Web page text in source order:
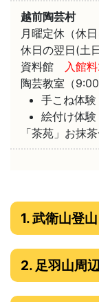
越前陶芸村
月曜定休（休日
休日の翌日(土
資料館 入館
陶芸教室（9:00
手こね体験
絵付け体
「茶苑」お抹
1. 武衛山登
2. 足羽山周